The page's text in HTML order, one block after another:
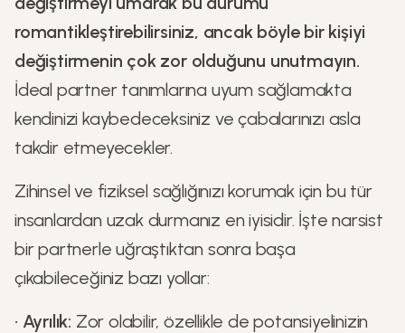
romantikleştirebilirsiniz, ancak böyle bir kişiyi
değiştirmenin çok zor olduğunu unutmayın.
İdeal partner tanımlarına uyum sağlamakta
kendinizi kaybedeceksiniz ve çabalarınızı asla
takdir etmeyecekler.
Zihinsel ve fiziksel sağlığınızı korumak için bu tür
insanlardan uzak durmanız en iyisidir. İşte narsist
bir partnerle uğraştıktan sonra başa
çıkabileceğiniz bazı yollar:
• Ayrılık: Zor olabilir, özellikle de potansiyelinizin